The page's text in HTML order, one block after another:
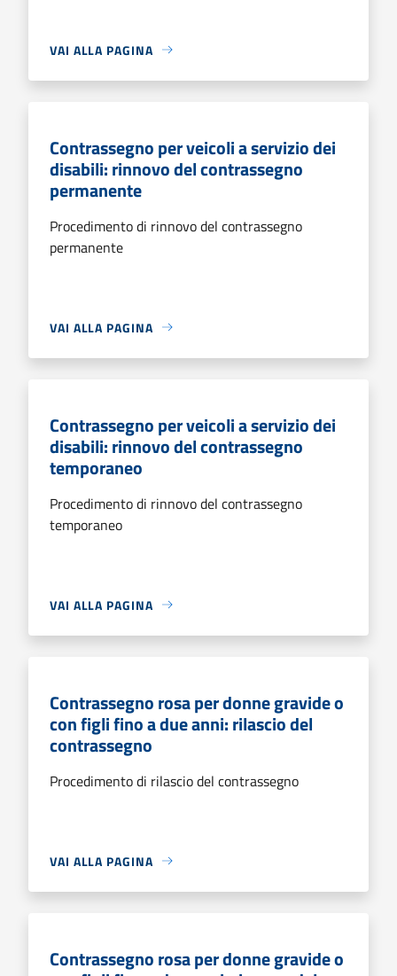
VAI ALLA PAGINA
Contrassegno per veicoli a servizio dei
disabili: rinnovo del contrassegno
permanente
Procedimento di rinnovo del contrassegno
permanente
VAI ALLA PAGINA
Contrassegno per veicoli a servizio dei
disabili: rinnovo del contrassegno
temporaneo
Procedimento di rinnovo del contrassegno
temporaneo
VAI ALLA PAGINA
Contrassegno rosa per donne gravide o
con figli fino a due anni: rilascio del
contrassegno
Procedimento di rilascio del contrassegno
VAI ALLA PAGINA
Contrassegno rosa per donne gravide o